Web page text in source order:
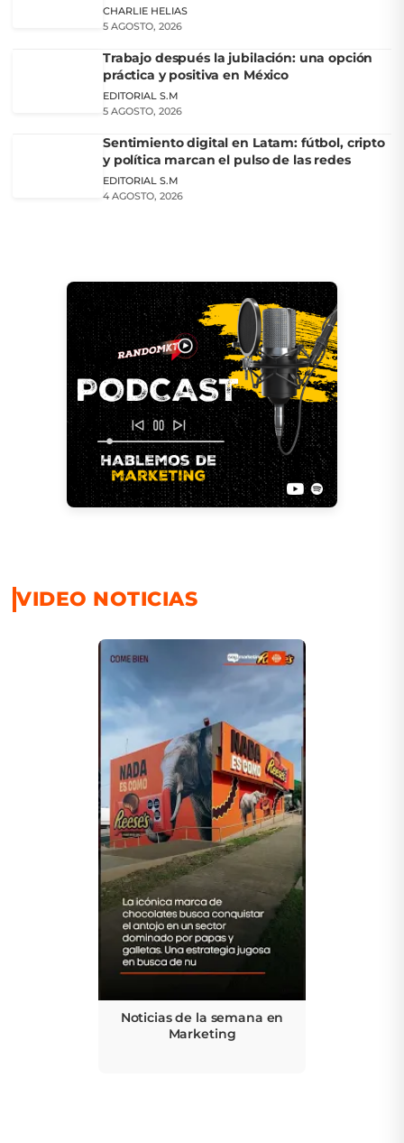
CHARLIE HELIAS
5 AGOSTO, 2026
Trabajo después la jubilación: una opción
práctica y positiva en México
EDITORIAL S.M
5 AGOSTO, 2026
Sentimiento digital en Latam: fútbol, cripto
y política marcan el pulso de las redes
EDITORIAL S.M
4 AGOSTO, 2026
VIDEO NOTICIAS
Noticias de la semana en
Marketing